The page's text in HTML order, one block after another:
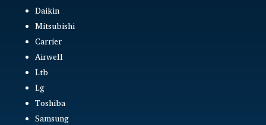
Daikin
Mitsubishi
Carrier
Airwell
Ltb
Lg
Toshiba
Samsung